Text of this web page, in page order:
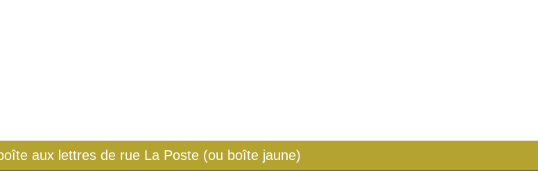
aux lettres de rue La Poste (ou boîte jaune)